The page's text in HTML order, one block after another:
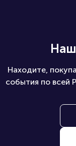
Находите,
события по всей